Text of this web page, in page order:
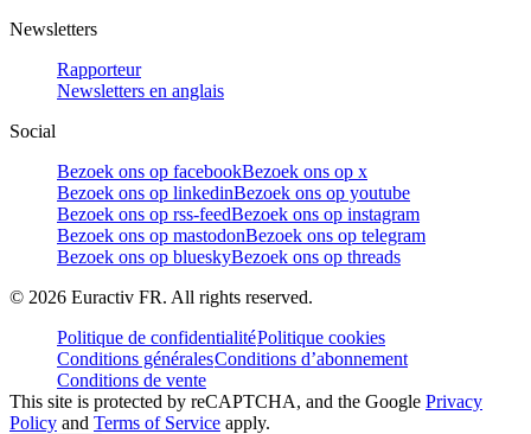
Newsletters
Rapporteur
Newsletters en anglais
Social
Bezoek ons op facebookBezoek ons op x
Bezoek ons op linkedinBezoek ons op youtube
Bezoek ons op rss-feedBezoek ons op instagram
Bezoek ons op mastodonBezoek ons op telegram
Bezoek ons op blueskyBezoek ons op threads
© 2026 Euractiv FR. All rights reserved.
Politique de confidentialitéPolitique cookies
Conditions généralesConditions d’abonnement
Conditions de vente
This site is protected by reCAPTCHA, and the Google Privacy
Policy and Terms of Service apply.